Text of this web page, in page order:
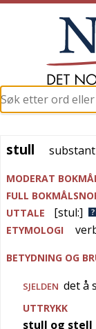
stull
stull
MODERAT
FULL
UTTALE
[stul:]
ETYMOLOGI
BETYDNING OG
SJELDEN det å
UTTRYKK
stull og stell